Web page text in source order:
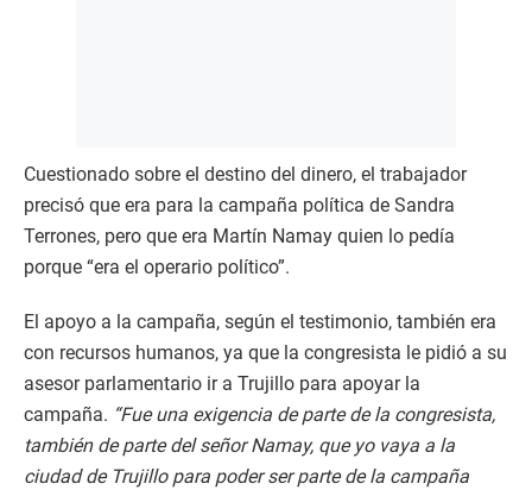
Cuestionado sobre el destino del dinero, el trabajador
precisó que era para la campaña política de Sandra
Terrones, pero que era Martín Namay quien lo pedía
porque “era el operario político”.
El apoyo a la campaña, según el testimonio, también era
con recursos humanos, ya que la congresista le pidió a su
asesor parlamentario ir a Trujillo para apoyar la
campaña. “Fue una exigencia de parte de la congresista,
también de parte del señor Namay, que yo vaya a la
ciudad de Trujillo para poder ser parte de la campaña